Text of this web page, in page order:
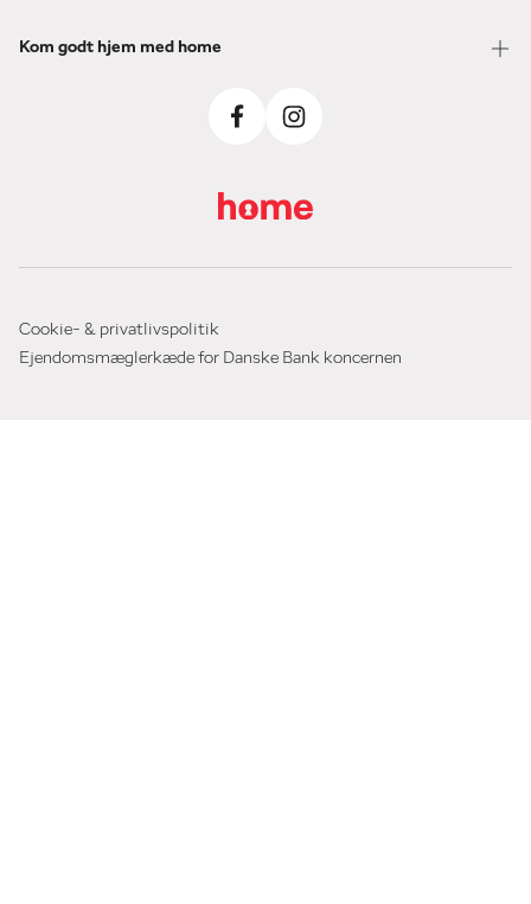
Kom godt hjem med home
Cookie- & privatlivspolitik
Ejendomsmæglerkæde for Danske Bank koncernen